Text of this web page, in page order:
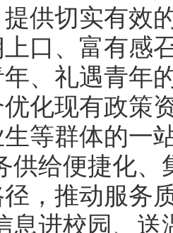
供切实有效
口、富有感
、礼遇青年
化现有政策
等群体的一
供给便捷化
，推动服务
息进校园、